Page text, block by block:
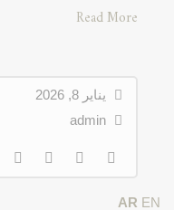
Read More
يناير 8, 2026
admin
AR EN